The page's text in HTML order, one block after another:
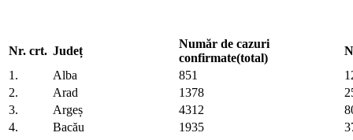
Nr. crt. Județ
Număr de cazuri
confirmate(total)
1.
Alba 851
2.
Arad 1378
3.
Argeș 4312
4.
Bacău 1935